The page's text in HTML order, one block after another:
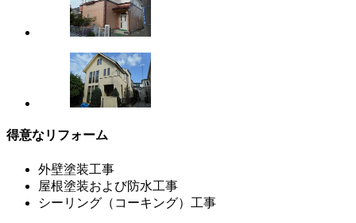
得意なリフォーム
外壁塗装工事
屋根塗装および防水工事
シーリング（コーキング）工事